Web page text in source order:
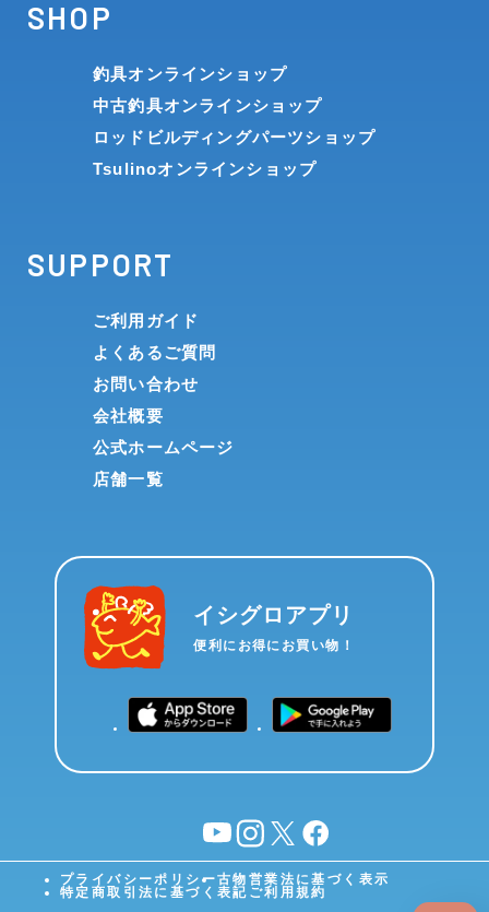
SHOP
釣具オンラインショップ
中古釣具オンラインショップ
ロッドビルディングパーツショップ
Tsulinoオンラインショップ
SUPPORT
ご利用ガイド
よくあるご質問
お問い合わせ
会社概要
公式ホームページ
店舗一覧
イシグロアプリ
便利にお得にお買い物！
YouTubeinstagram
X facebook
プライバシーポリシー古物営業法に基づく表示
特定商取引法に基づく表記 ご利用規約